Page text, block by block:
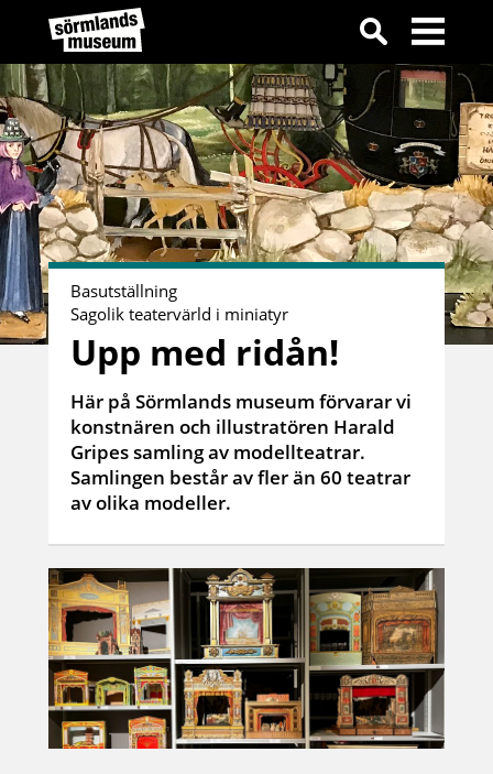
Basutställning
Sagolik teatervärld i miniatyr
Upp med ridån!
Här på Sörmlands museum förvarar vi
konstnären och illustratören Harald
Gripes samling av modellteatrar.
Samlingen består av fler än 60 teatrar
av olika modeller.